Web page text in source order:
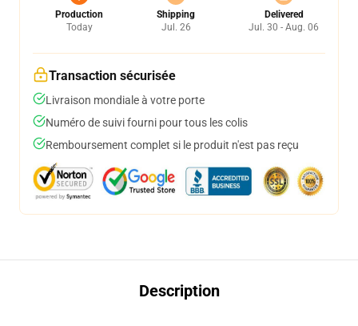
Production
Today
Shipping
Jul. 26
Delivered
Jul. 30 - Aug. 06
Transaction sécurisée
Livraison mondiale à votre porte
Numéro de suivi fourni pour tous les colis
Remboursement complet si le produit n'est pas reçu
Description